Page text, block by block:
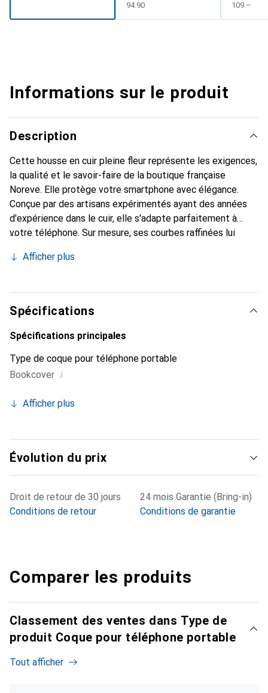
CHF
94.90 CHF
109.–
Informations sur le produit
Description
Cette housse en cuir pleine fleur représente les exigences,
la qualité et le savoir-faire de la boutique française
Noreve. Elle protège votre smartphone avec élégance.
Conçue par des artisans expérimentés ayant des années
d'expérience dans le cuir, elle s'adapte parfaitement à
votre téléphone. Sur mesure, ses courbes raffinées lui
accessoire chic et indispensable pour votre smartphone.
haute qualité, la marque Noreve est un choix fiable pour
une clientèle exigeante.
Afficher plus
Spécifications
Spécifications principales
Type de coque pour téléphone portable
Bookcover i
Afficher plus
Évolution du prix
Droit de retour de 30 jours
Conditions de retour
24 mois Garantie (Bring-in)
Conditions de garantie
Comparer les produits
Classement des ventes dans Type de
produit Coque pour téléphone portable
Tout afficher